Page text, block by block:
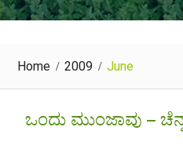
Home 2009 June
ಒಂದು ಮುಂಜಾವು –